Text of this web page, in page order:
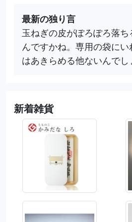
最新の独り言
玉ねぎの皮がぽろぽろ落ち
んですかね。専用の袋に
はあきらめる他ないんでし
新着雑貨